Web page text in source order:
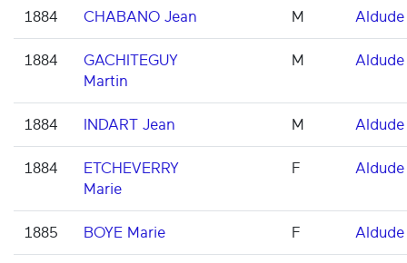
1884 CHABANO Jean M Aldude
1884
GACHITEGUY
Martin
M Aldude
1884 INDART Jean M Aldude
1884
ETCHEVERRY
Marie
F Aldude
1885 BOYE Marie F Aldude